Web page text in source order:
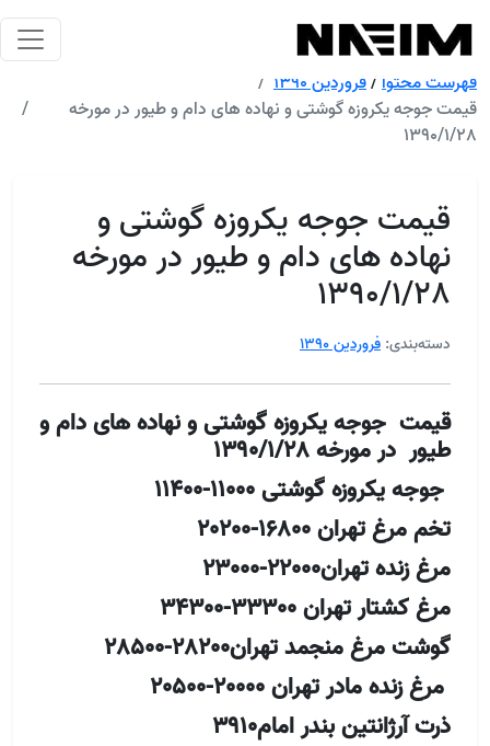
فهرست محتوا/فروردین 1390
قیمت جوجه یکروزه گوشتی و نهاده های دام و طیور در مورخه
1390/1/28
قیمت جوجه یکروزه گوشتی و
نهاده های دام و طیور در مورخه
1390/1/28
دسته‌بندی: فروردین 1390
قیمت جوجه یکروزه گوشتی و نهاده های دام و
طیور در مورخه 1390/1/28
جوجه یکروزه گوشتی 11000-11400
تخم مرغ تهران 16800-20200
مرغ زنده تهران22000-23000
مرغ کشتار تهران 33300-34300
گوشت مرغ منجمد تهران28200-28500
مرغ زنده مادر تهران 20000-20500
ذرت آرژانتین بندر امام3910